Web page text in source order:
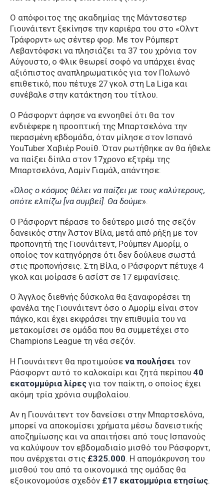
Ο απόφοιτος της ακαδημίας της Μάντσεστερ
Γιουνάιτεντ ξεκίνησε την καριέρα του στο «Ολντ
Τράφορντ» ως σέντερ φορ. Με τον Ρόμπερτ
Λεβαντόφσκι να πλησιάζει τα 37 του χρόνια τον
Αύγουστο, ο Φλικ θεωρεί σοφό να υπάρχει ένας
αξιόπιστος αναπληρωματικός για τον Πολωνό
επιθετικό, που πέτυχε 27 γκολ στη La Liga και
συνέβαλε στην κατάκτηση του τίτλου.
Ο Ράσφορντ άφησε να εννοηθεί ότι θα τον
ενδιέφερε η προοπτική της Μπαρτσελόνα την
περασμένη εβδομάδα, όταν μίλησε στον Ισπανό
YouTuber Χαβιέρ Ρουίθ. Όταν ρωτήθηκε αν θα ήθελε
να παίξει δίπλα στον 17χρονο εξτρέμ της
Μπαρτσελόνα, Λαμίν Γιαμάλ, απάντησε:
«Όλος ο κόσμος θέλει να παίζει με τους καλύτερους,
οπότε ελπίζω [να συμβεί]. Θα δούμε».
Ο Ράσφορντ πέρασε το δεύτερο μισό της σεζόν
δανεικός στην Άστον Βίλα, μετά από ρήξη με τον
προπονητή της Γιουνάιτεντ, Ρούμπεν Αμορίμ, ο
οποίος τον κατηγόρησε ότι δεν δούλευε σωστά
στις προπονήσεις. Στη Βίλα, ο Ράσφορντ πέτυχε 4
γκολ και μοίρασε 6 ασίστ σε 17 εμφανίσεις.
Ο Άγγλος διεθνής δύσκολα θα ξαναφορέσει τη
φανέλα της Γιουνάιτεντ όσο ο Αμορίμ είναι στον
πάγκο, και έχει εκφράσει την επιθυμία του να
μετακομίσει σε ομάδα που θα συμμετέχει στο
Champions League τη νέα σεζόν.
Η Γιουνάιτεντ θα προτιμούσε να πουλήσει τον
Ράσφορντ αυτό το καλοκαίρι και ζητά περίπου 40
εκατομμύρια λίρες για τον παίκτη, ο οποίος έχει
ακόμη τρία χρόνια συμβολαίου.
Αν η Γιουνάιτεντ τον δανείσει στην Μπαρτσελόνα,
μπορεί να αποκομίσει χρήματα μέσω δανειστικής
αποζημίωσης και να απαιτήσει από τους Ισπανούς
να καλύψουν τον εβδομαδιαίο μισθό του Ράσφορντ,
που ανέρχεται στις £325.000. Η απομάκρυνση του
μισθού του από τα οικονομικά της ομάδας θα
εξοικονομούσε σχεδόν £17 εκατομμύρια ετησίως.